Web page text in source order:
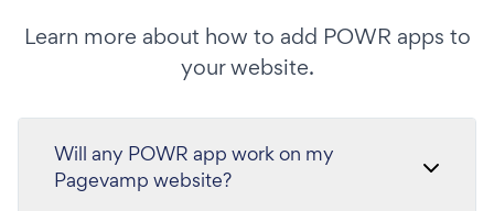
Learn more about how to add POWR apps to
your website.
Will any POWR app work on my
Pagevamp website?